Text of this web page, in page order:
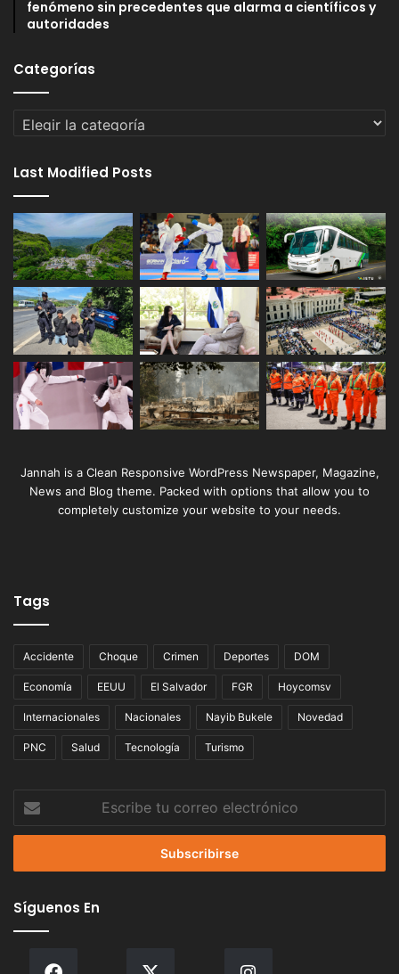
fenómeno sin precedentes que alarma a científicos y
autoridades
Categorías
Categorías
Last Modified Posts
Jannah is a Clean Responsive WordPress Newspaper, Magazine,
News and Blog theme. Packed with options that allow you to
completely customize your website to your needs.
Tags
Accidente Choque Crimen Deportes DOM
Economía EEUU El Salvador FGR Hoycomsv
Internacionales Nacionales Nayib Bukele Novedad
PNC Salud Tecnología Turismo
correo
Síguenos En